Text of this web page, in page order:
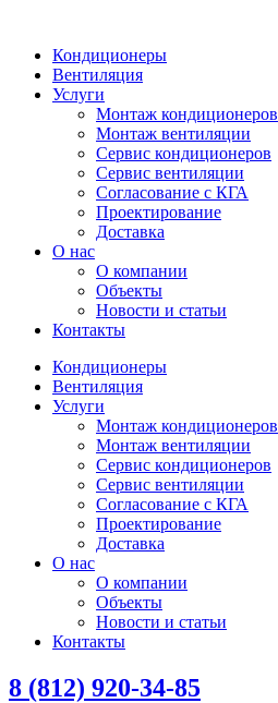
Кондиционеры
Вентиляция
Услуги
Монтаж кондиционеров
Монтаж вентиляции
Сервис кондиционеров
Сервис вентиляции
Согласование с КГА
Проектирование
Доставка
О нас
О компании
Объекты
Новости и статьи
Контакты
Кондиционеры
Вентиляция
Услуги
Монтаж кондиционеров
Монтаж вентиляции
Сервис кондиционеров
Сервис вентиляции
Согласование с КГА
Проектирование
Доставка
О нас
О компании
Объекты
Новости и статьи
Контакты
8 (812) 920-34-85